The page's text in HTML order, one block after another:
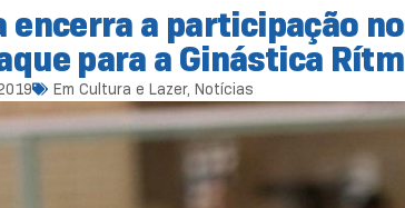
encerra a participação
para a Ginástica
Em Cultura e Lazer, Notícias